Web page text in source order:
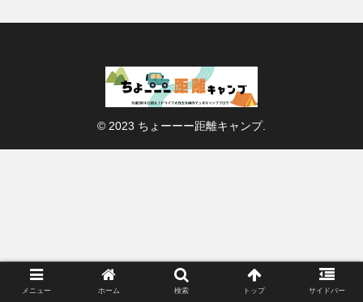
© 2023 ちょーーー距離キャンプ.
メニュー ホーム 検索 トップ サイドバー